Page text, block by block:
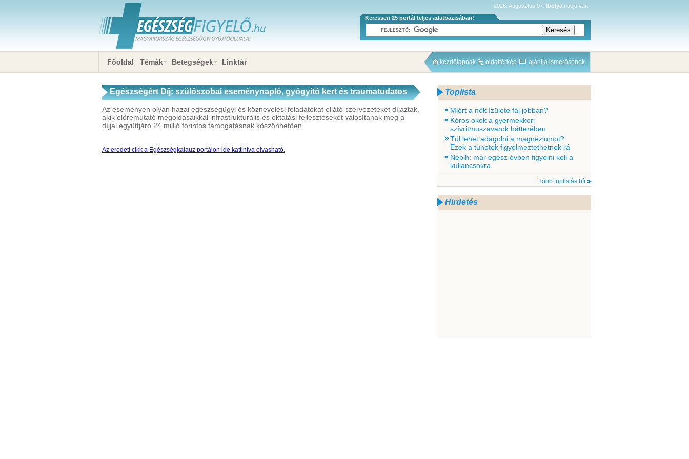
2026. Augusztus 07. Ibolya napja van
Keressen 25 portál teljes adatbázisában!
Főoldal Témák Betegségek Linktár kezdőlapnak oldaltérkép ajánlja ismerősének
Egészségért Díj: szülőszobai eseménynapló, gyógyító kert és traumatudatos
felnőttképzési rendszer is van a nyertesek között
Az eseményen olyan hazai egészségügyi és köznevelési feladatokat ellátó szervezeteket díjaztak,
akik előremutató megoldásaikkal infrastrukturális és oktatási fejlesztéseket valósítanak meg a
díjjal együttjáró 24 millió forintos támogatásnak köszönhetően.
Az eredeti cikk a Egészségkalauz portálon ide kattintva olvasható.
Toplista
Miért a nők ízülete fáj jobban?
Kóros okok a gyermekkori
szívritmuszavarok hátterében
Túl lehet adagolni a magnéziumot?
Ezek a tünetek figyelmeztethetnek rá
Nébih: már egész évben figyelni kell a
kullancsokra
Több toplistás hír
Hirdetés